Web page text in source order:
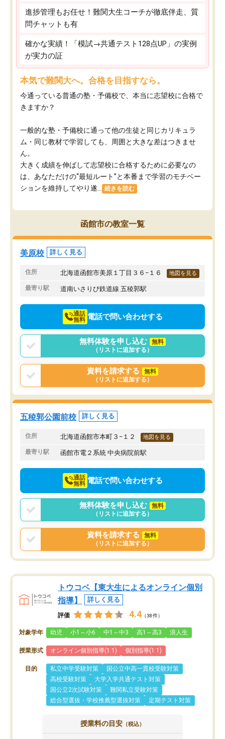
進捗管理もお任せ！難関大生コーチが徹底伴走、質
問チャットも有
確かな実績！「模試→共通テスト128点UP」の実例
が実力の証
本気で難関大へ。合格を目指すなら。
今通っている普通の塾・予備校で、本当に志望校に合格で
きますか？
一般的な塾・予備校に通って他の生徒と同じカリキュラ
ム・同じ教材で学習しても、周囲と大きな差はつきませ
ん。
大きく成績を伸ばして志望校に合格するために必要なの
は、あなただけの“最短ルート”と本番まで学習のモチベー
ションを維持してやり遂...
続きを読む
函館市の教室一覧
美原校 詳しく見る
住所 北海道函館市美原１丁目３６−１６ 地図を見る
最寄り駅 道南いさりび鉄道線 五稜郭駅
通話
無料 電話で問い合わせする
無料体験を申し込む
無料
（リストに追加する）
資料を請求する
無料
（リストに追加する）
五稜郭公園前校 詳しく見る
住所 北海道函館市本町３−１２ 地図を見る
最寄り駅 函館市電２系統 中央病院前駅
通話
無料 電話で問い合わせする
無料体験を申し込む
無料
（リストに追加する）
資料を請求する
無料
（リストに追加する）
トウコベ【東大生によるオンライン個別
指導】
詳しく見る
評価 4.4 （38件）
対象学年 幼児 小1～小6 中1～中3 高1～高3 浪人生
授業形式 オンライン個別指導(1:1) 個別指導(1:1)
目的 私立中学受験対策
国公立中高一貫校受験対策
高校受験対策
大学入学共通テスト対策
国公立2次試験対策
難関私立受験対策
総合型選抜・学校推薦型選抜対策
定期テスト対策
授業料の目安 （税込）